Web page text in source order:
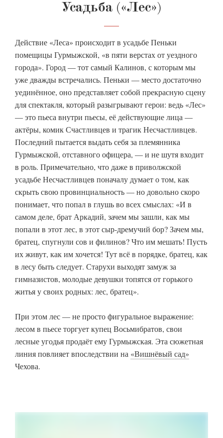
Усадьба («Лес»)
Действие «Леса» происходит в усадьбе Пеньки
помещицы Гурмыжской, «в пяти верстах от уездного
города». Город — тот самый Калинов, с которым мы
уже дважды встречались. Пеньки — место достаточно
уединённое, оно представляет собой прекрасную сцену
для спектакля, который разыгрывают герои: ведь «Лес»
— это пьеса внутри пьесы, её действующие лица —
актёры, комик Счастливцев и трагик Несчастливцев.
Последний пытается выдать себя за племянника
Гурмыжской, отставного офицера, — и не шутя входит
в роль. Примечательно, что даже в приволжской
усадьбе Несчастливцев поначалу думает о том, как
скрыть свою провинциальность — но довольно скоро
понимает, что попал в глушь во всех смыслах: «И в
самом деле, брат Аркадий, зачем мы зашли, как мы
попали в этот лес, в этот сыр-дремучий бор? Зачем мы,
братец, спугнули сов и филинов? Что им мешать! Пусть
их живут, как им хочется! Тут всё в порядке, братец, как
в лесу быть следует. Старухи выходят замуж за
гимназистов, молодые девушки топятся от горького
житья у своих родных: лес, братец».
При этом лес — не просто фигуральное выражение:
лесом в пьесе торгует купец Восьмибратов, свои
лесные угодья продаёт ему Гурмыжская. Эта сюжетная
линия повлияет впоследствии на «Вишнёвый сад»
Чехова.